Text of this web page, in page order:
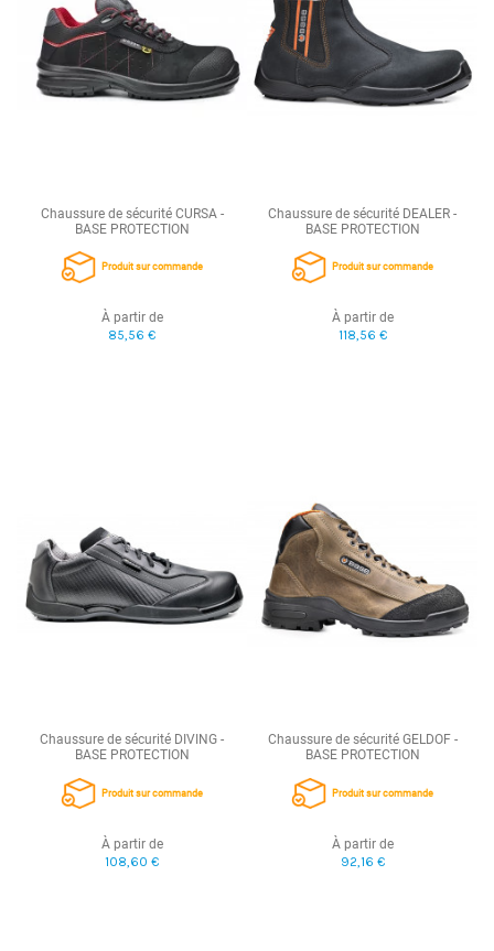
Chaussure de sécurité CURSA -
BASE PROTECTION
Produit sur commande
À partir de
85,56 €
Chaussure de sécurité DEALER -
BASE PROTECTION
Produit sur commande
À partir de
118,56 €
Chaussure de sécurité DIVING -
BASE PROTECTION
Produit sur commande
À partir de
108,60 €
Chaussure de sécurité GELDOF -
BASE PROTECTION
Produit sur commande
À partir de
92,16 €